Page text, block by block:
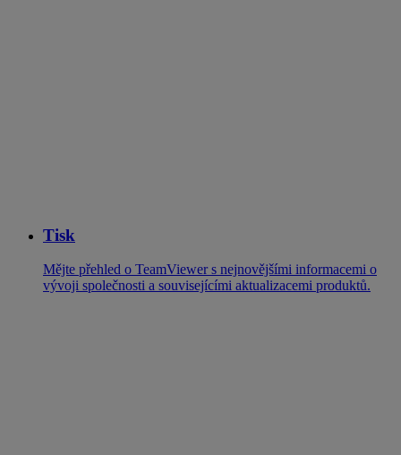
Tisk
Mějte přehled o TeamViewer s nejnovějšími informacemi o
vývoji společnosti a souvisejícími aktualizacemi produktů.